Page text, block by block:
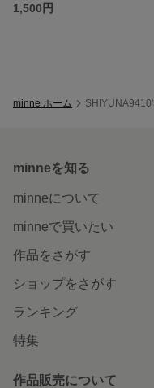
1,500円
minne ホーム
minneを知る
minneについて
minneで買いたい
作品をさがす
ショップをさがす
ランキング
特集
作品販売について